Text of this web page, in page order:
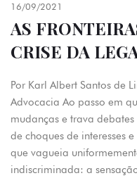
16/09/2021
AS
CRISE DA
Por Karl Albert Santos de
Advocacia Ao passo em
mudanças e trava
de choques de interesses
que vagueia
indiscriminada: a